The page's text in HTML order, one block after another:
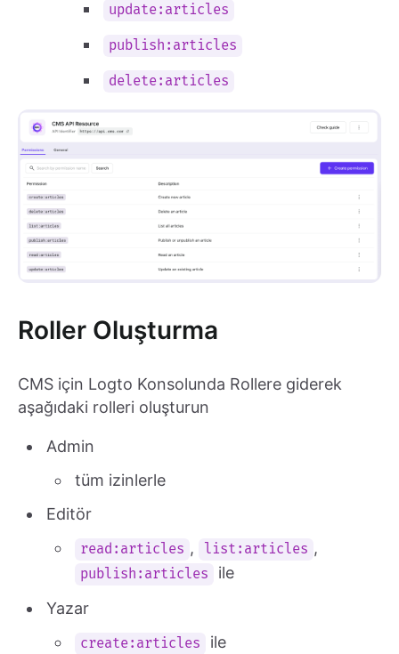
update:articles
publish:articles
delete:articles
Roller Oluşturma
CMS için Logto Konsolunda Rollere giderek
aşağıdaki rolleri oluşturun
Admin
tüm izinlerle
Editör
read:articles , list:articles ,
publish:articles
ile
Yazar
create:articles ile